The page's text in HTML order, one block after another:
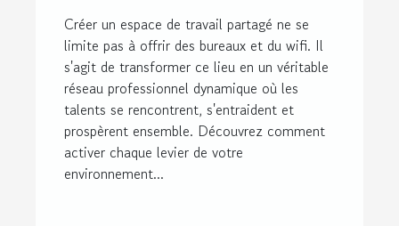
dynamique ?
Créer un espace de travail partagé ne se
limite pas à offrir des bureaux et du wifi. Il
s'agit de transformer ce lieu en un véritable
réseau professionnel dynamique où les
talents se rencontrent, s'entraident et
prospèrent ensemble. Découvrez comment
activer chaque levier de votre
environnement...